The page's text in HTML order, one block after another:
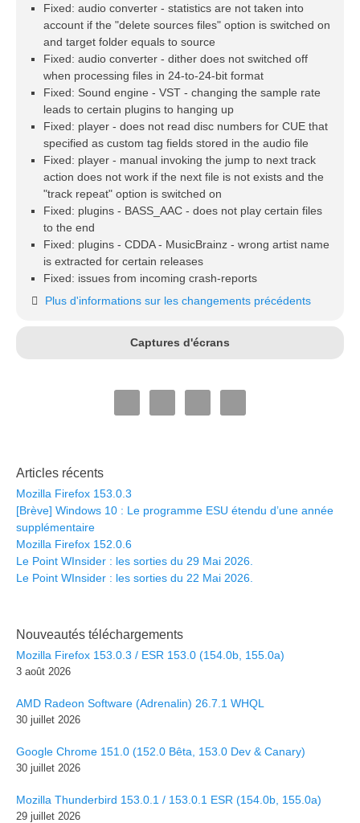
Fixed: audio converter - statistics are not taken into
account if the "delete sources files" option is switched on
and target folder equals to source
Fixed: audio converter - dither does not switched off
when processing files in 24-to-24-bit format
Fixed: Sound engine - VST - changing the sample rate
leads to certain plugins to hanging up
Fixed: player - does not read disc numbers for CUE that
specified as custom tag fields stored in the audio file
Fixed: player - manual invoking the jump to next track
action does not work if the next file is not exists and the
"track repeat" option is switched on
Fixed: plugins - BASS_AAC - does not play certain files
to the end
Fixed: plugins - CDDA - MusicBrainz - wrong artist name
is extracted for certain releases
Fixed: issues from incoming crash-reports
Plus d'informations sur les changements précédents
Captures d'écrans
Articles récents
Mozilla Firefox 153.0.3
[Brève] Windows 10 : Le programme ESU étendu d’une année
supplémentaire
Mozilla Firefox 152.0.6
Le Point WInsider : les sorties du 29 Mai 2026.
Le Point WInsider : les sorties du 22 Mai 2026.
Nouveautés téléchargements
Mozilla Firefox 153.0.3 / ESR 153.0 (154.0b, 155.0a)
3 août 2026
AMD Radeon Software (Adrenalin) 26.7.1 WHQL
30 juillet 2026
Google Chrome 151.0 (152.0 Bêta, 153.0 Dev & Canary)
30 juillet 2026
Mozilla Thunderbird 153.0.1 / 153.0.1 ESR (154.0b, 155.0a)
29 juillet 2026